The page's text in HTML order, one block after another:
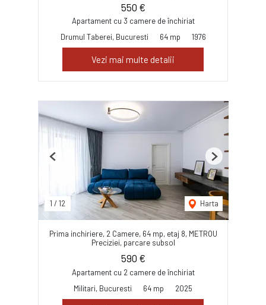
550 €
Apartament cu 3 camere de închiriat
Drumul Taberei, Bucuresti
64 mp 1976
Vezi mai multe detalii
1 / 12 Harta
Previous Next
Prima inchiriere, 2 Camere, 64 mp, etaj 8, METROU
Preciziei, parcare subsol
590 €
Apartament cu 2 camere de închiriat
Militari, Bucuresti
64 mp 2025